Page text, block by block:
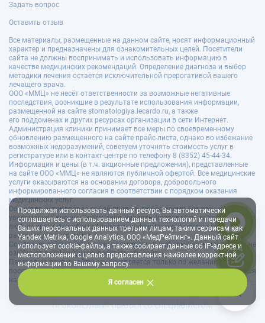
Продолжая использовать данный ресурс, Вы автоматически
соглашаетесь с использованием данных технологий и передачи
Ваших персональных данных третьим лицам, таким сервисам как
Yandex Metrika, Google Analytics, ООО «МедРейтинг». Данный сайт
использует cookie-файлы, а также собирает данные об IP-адресе и
местоположении с целью предоставления наиболее корректной
информации по Вашему запросу.
Я согласен
Задать вопрос
Оставить отзыв
Все материалы, размещенные на данном сайте, носят информационный
характер и предназначены для ознакомительных целей. Посетители
сайта не должны воспринимать и использовать информацию в
качестве медицинских рекомендаций. Определение диагноза и выбор
методики лечения остается исключительной прерогативой вашего
лечащего врача.
ООО «ММЦ» не несёт ответственности за возможные негативные
последствия, возникшие в результате использования информации,
размещенной на сайте stomatologiya.lecardo.ru, а также
его поддоменах и других ресурсах организации в сети Интернет.
Администрация клиники принимает все меры по своевременному
обновлению размещенного на сайте прайс-листа, однако во избежание
возможных недоразумений, советуем уточнять стоимость услуг в
регистратуре или в контакт-центре по телефону 8 (8352) 45-44-34.
Информация и цены (в т.ч. акционные предложения), представленные
на сайте ООО «ММЦ» не являются публичной офертой. Все медицинские
услуги оказываются на основании договора, добровольного
информированного согласия в соответствии с порядком оказания
медицинских услуг.
Общество оставляет за собой право в любое время без специального
уведомления вносить изменения, удалять, исправлять, дополнять, либо
любым иным способом обновлять информацию, размещенную во всех
разделах данного сайта.
Ссылки на сайты третьих лиц размещены в информационных целях и не
означают рекомендацию посетить эти сайты.
Переход на другие сайты осуществляется только по желанию
посетителя. ООО «ММЦ» не отвечает за точность данных, содержащихся
на ресурсах третьих лиц.
ПРОКОНСУЛЬТИРОВАТЬСЯ СО СПЕЦИАЛИСТОМ